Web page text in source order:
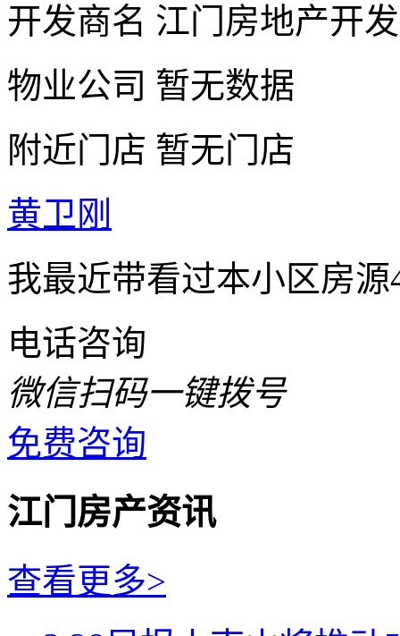
开发商名 江门房地产开
物业公司 暂无数据
附近门店 暂无门店
黄卫刚
我最近带看过本小区房
电话咨询
微信扫码一键拨号
免费咨询
江门房产资讯
查看更多>